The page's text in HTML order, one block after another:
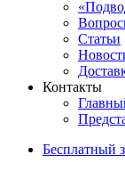
Статьи
Контакты
Бесплатный